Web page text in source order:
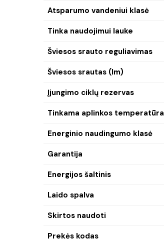
Atsparumo vandeniui klasė
Tinka naudojimui lauke
Šviesos srauto reguliavimas
Šviesos srautas (lm)
Įjungimo ciklų rezervas
Tinkama aplinkos temperatūra
Energinio naudingumo klasė
Garantija
Energijos šaltinis
Laido spalva
Skirtos naudoti
Prekės kodas